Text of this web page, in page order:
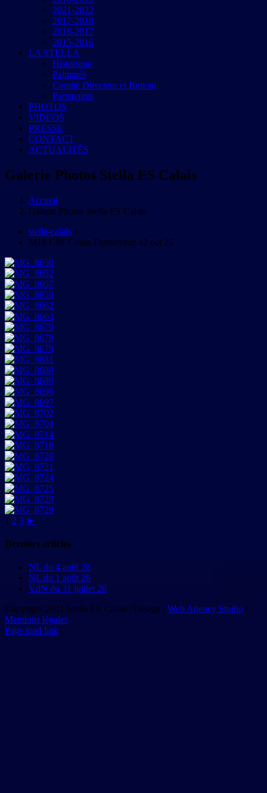
2021-2022
2017-2018
2016-2017
2015-2016
LA STELLA
Historique
Palmarès
Comité Directeur et Bureau
Partenaires
PHOTOS
VIDEOS
PRESSE
CONTACT
ACTUALITÉS
Galerie Photos Stella ES Calais
Accueil
Galerie Photos Stella ES Calais
stella-calais »
M18 CdF Calais Dunkerque 12 oct 25
1 2 3 ►
Derniers articles
NL du 4 août 26
NL du 1 août 26
VdN du 31 juillet 26
Copyright 2021 Stella ES Calais | Design : Web Agency Studio |
Mentions légales
Page load link